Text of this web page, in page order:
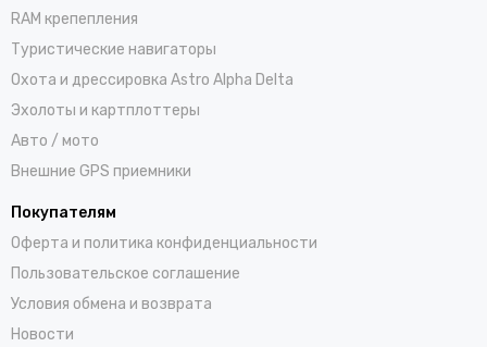
RAM крепепления
Туристические навигаторы
Охота и дрессировка Astro Alpha Delta
Эхолоты и картплоттеры
Авто / мото
Внешние GPS приемники
Покупателям
Оферта и политика конфиденциальности
Пользовательское соглашение
Условия обмена и возврата
Новости